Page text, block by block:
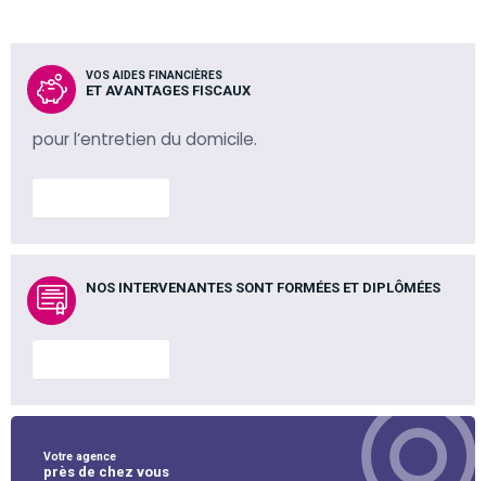
VOS AIDES FINANCIÈRES
ET AVANTAGES FISCAUX
pour l’entretien du domicile.
NOS INTERVENANTES SONT FORMÉES ET DIPLÔMÉES
Votre agence
près de chez vous